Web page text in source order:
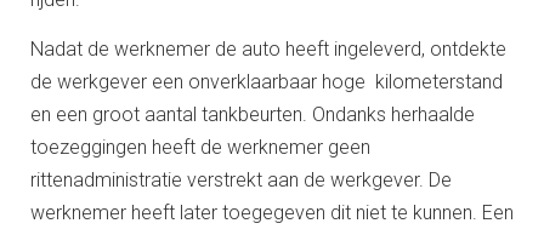
Nadat de werknemer de auto heeft ingeleverd, ontdekte
de werkgever een onverklaarbaar hoge kilometerstand
en een groot aantal tankbeurten. Ondanks herhaalde
toezeggingen heeft de werknemer geen
rittenadministratie verstrekt aan de werkgever. De
werknemer heeft later toegegeven dit niet te kunnen. Een